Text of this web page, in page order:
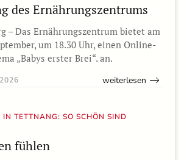
des Ernährungszentrums
– Das Ernährungszentrum bietet am
um 18.30 Uhr, einen Online-
„Babys erster Brei“. an.
weiterlesen
IN TETTNANG: SO SCHÖN SIND
fühlen